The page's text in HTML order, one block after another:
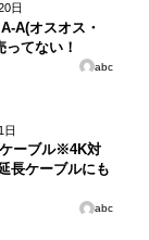
日
A(オスオス・
ってない！
abc
日
ーブル※4K対
長ケーブルにも
abc